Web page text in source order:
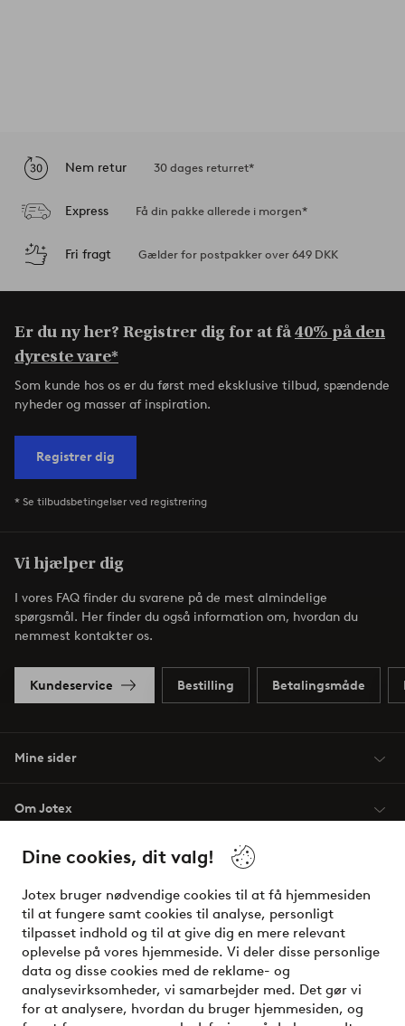
Dine cookies, dit valg!
Jotex bruger nødvendige cookies til at få hjemmesiden
til at fungere samt cookies til analyse, personligt
tilpasset indhold og til at give dig en mere relevant
oplevelse på vores hjemmeside. Vi deler disse personlige
data og disse cookies med de reklame- og
analysevirksomheder, vi samarbejder med. Det gør vi
for at analysere, hvordan du bruger hjemmesiden, og
Nem retur 30 dages returret*
Express Få din pakke allerede i morgen*
Fri fragt Gælder for postpakker over 649 DKK
Er du ny her? Registrer dig for at få40% på den
dyreste vare*
Som kunde hos os er du først med eksklusive tilbud, spændende
nyheder og masser af inspiration.
Registrer dig
* Se tilbudsbetingelser ved registrering
Vi hjælper dig
I vores FAQ finder du svarene på de mest almindelige
spørgsmål. Her finder du også information om, hvordan du
nemmest kontakter os.
Kundeservice Bestilling Betalingsmåde
Mine sider
Om Jotex
Vilkår
Venner
Sikre betalinger - betal nu eller del op
Vil du vide mere om vores betalingsmuligheder?